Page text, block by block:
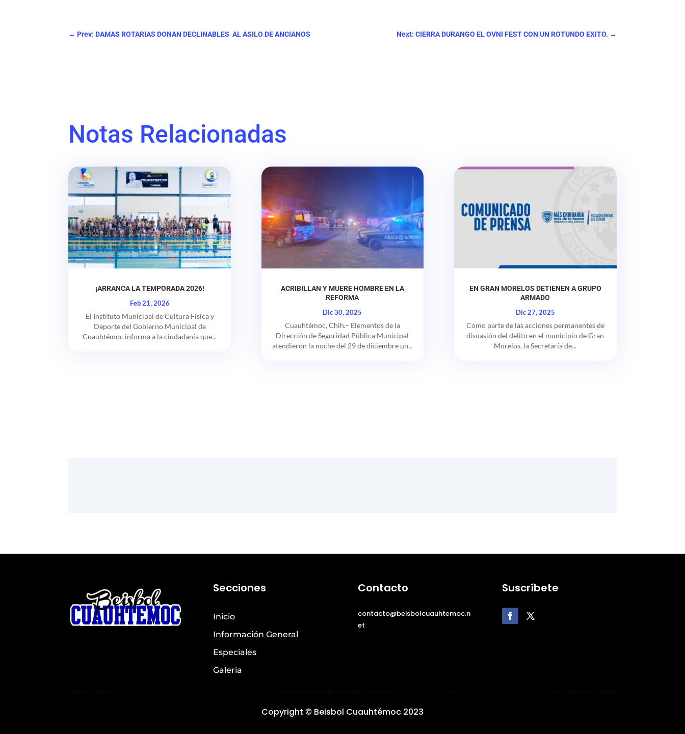
← Prev: DAMAS ROTARIAS DONAN DECLINABLES AL ASILO DE ANCIANOS Next: CIERRA DURANGO EL OVNI FEST CON UN ROTUNDO EXITO. →
Notas Relacionadas
¡ARRANCA LA TEMPORADA 2026!
Feb 21, 2026
El Instituto Municipal de Cultura Física y
Deporte del Gobierno Municipal de
Cuauhtémoc informa a la ciudadanía que...
ACRIBILLAN Y MUERE HOMBRE EN LA
REFORMA
Dic 30, 2025
Cuauhtémoc, Chih.– Elementos de la
Dirección de Seguridad Pública Municipal
atendieron la noche del 29 de diciembre un...
EN GRAN MORELOS DETIENEN A GRUPO
ARMADO
Dic 27, 2025
Como parte de las acciones permanentes de
disuasión del delito en el municipio de Gran
Morelos, la Secretaría de...
Secciones
Inicio
Información General
Especiales
Galeria
Contacto
contacto@beisbolcuauhtemoc.n
et
Suscríbete
Copyright © Beisbol Cuauhtémoc 2023